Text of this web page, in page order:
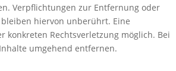
Verpflichtungen zur Entfernung oder
hiervon unberührt. Eine
Rechtsverletzung möglich. Bei
umgehend entfernen.